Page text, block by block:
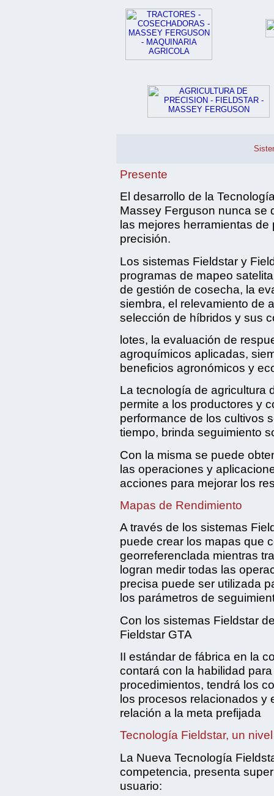
Presente
El desarrollo de la
Massey Ferguson nunca se
las mejores herramientas
precisión.
Los sistemas Fieldstar y
programas de mapeo
de gestión de cosecha, la
siembra, el relevamiento de
selección de híbridos y sus
lotes, la evaluación de
agroquímicos aplicadas,
beneficios agronómicos y
La tecnología de agricultura
permite a los productores y
performance de los cultivos
tiempo, brinda seguimiento
Con la misma se puede
las operaciones y
acciones para mejorar los
Mapas de Rendimiento
A través de los sistemas
puede crear los mapas que
georreferenclada mientras
logran medir todas las
precisa puede ser utilizada
los parámetros de
Con los sistemas Fieldstar
Fieldstar GTA
II estándar de fábrica en la
contará con la habilidad
procedimientos, tendrá los
los procesos relacionados y
relación a la meta prefijada
Tecnología Fieldstar, un
La Nueva Tecnología
competencia, presenta
usuario: